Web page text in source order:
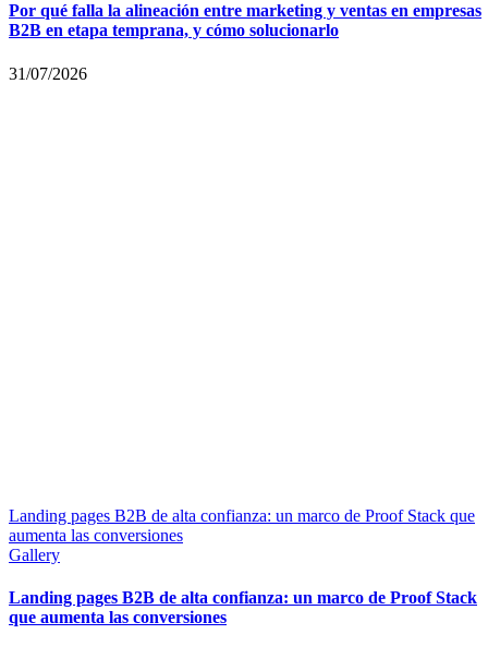
Por qué falla la alineación entre marketing y ventas en empresas
B2B en etapa temprana, y cómo solucionarlo
31/07/2026
Landing pages B2B de alta confianza: un marco de Proof Stack que
aumenta las conversiones
Gallery
Landing pages B2B de alta confianza: un marco de Proof Stack
que aumenta las conversiones